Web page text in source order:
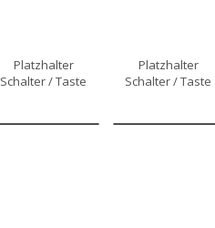
Platzhalter
Schalter / Taste
Platzhalter
Schalter / Taste